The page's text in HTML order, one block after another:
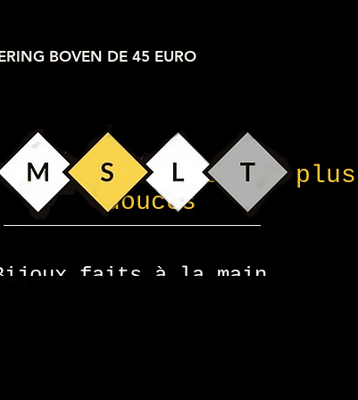
BOVEN DE 45 EURO
petites choses les plus
douces
faits à la main